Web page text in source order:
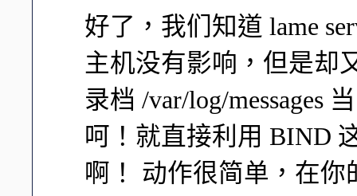
好了，我们知道 lame
主机没有影响，但是却
录档 /var/log/messages
呵！就直接利用 BIND
啊！ 动作很简单，在你